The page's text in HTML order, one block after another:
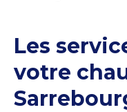
Les
votre